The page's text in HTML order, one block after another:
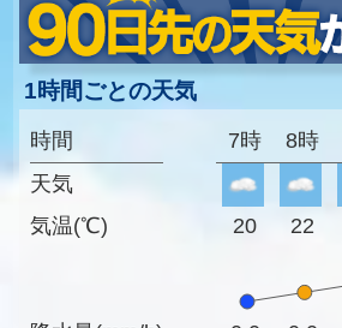
1時間ごとの天気
時間
天気
気温(℃)
7時 8時
20 22